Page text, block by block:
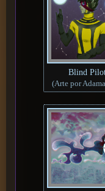
Blind
(Arte por